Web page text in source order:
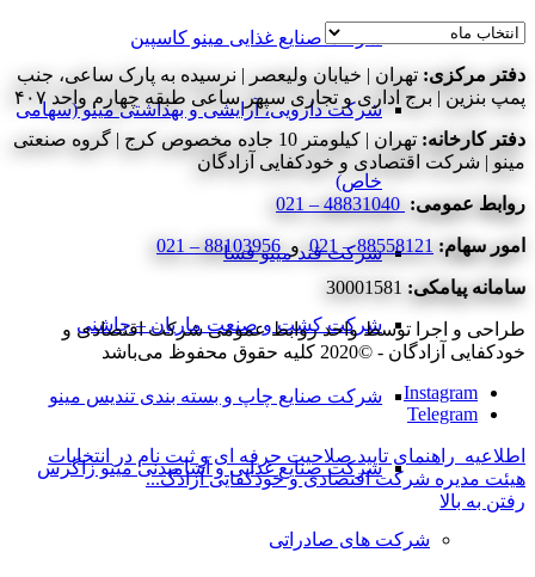
شرکت صنایع غذایی مینو کاسپین
شرکت دارویی، آرایشی و بهداشتی مینو (سهامی
خاص)
شرکت قند مینو فسا
شرکت کشت و صنعت ماریان – چاشنی
شرکت صنایع چاپ و بسته بندی تندیس مینو
شرکت صنایع غذایی و آشامیدنی مینو زاگرس
شرکت های صادراتی
بایگانی‌ها
دفتر مرکزی: تهران | خیابان ولیعصر | نرسیده به پارک ساعی، جنب
پمپ بنزین | برج اداری و تجاری سپهر ساعی طبقه چهارم واحد ۴۰۷
دفتر کارخانه:
تهران | کیلومتر 10 جاده مخصوص کرج | گروه صنعتی
مینو | شرکت اقتصادی و خودکفایی آزادگان
روابط عمومی:
امور سهام: 88558121 – 021 و
سامانه پیامکی:
طراحی و اجرا توسط واحد روابط عمومی شرکت اقتصادی و
خودکفایی آزادگان - ©2020 کلیه حقوق محفوظ می‌باشد
Instagram
Telegram
اطلاعیه راهنمای تایید صلاحیت حرفه ای و ثبت نام در انتخابات
هیئت مدیره شرکت اقتصادی و خودکفایی آزادگ...
رفتن به بالا